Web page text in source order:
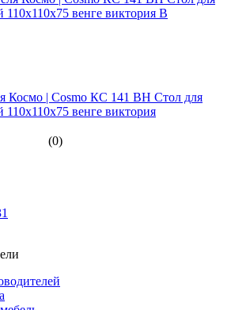
Космо | Cosmo КС 141 ВН Стол для
венге виктория
(0)